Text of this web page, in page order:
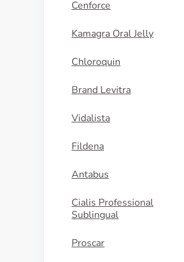
Cenforce
Kamagra Oral Jelly
Chloroquin
Brand Levitra
Vidalista
Fildena
Antabus
Cialis Professional
Sublingual
Proscar